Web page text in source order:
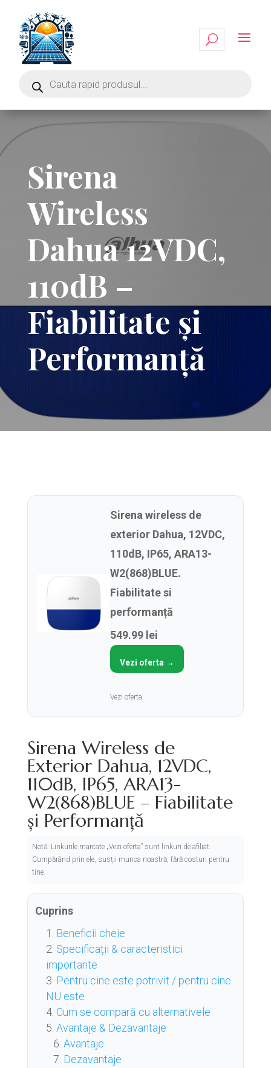
Sirena
Wireless
Dahua 12VDC,
110dB –
Fiabilitate și
Performanță
Sirena wireless de
exterior Dahua, 12VDC,
110dB, IP65, ARA13-
W2(868)BLUE.
Fiabilitate si
performanță
549.99 lei
Vezi oferta →
Vezi oferta
Sirena Wireless de
Exterior Dahua, 12VDC,
110dB, IP65, ARA13-
W2(868)BLUE – Fiabilitate
și Performanță
Notă: Linkurile marcate „Vezi oferta” sunt linkuri de afiliat.
Cumpărând prin ele, susții munca noastră, fără costuri pentru
tine.
Cuprins
Beneficii cheie
Specificații & caracteristici
importante
Pentru cine este potrivit / pentru cine
NU este
Cum se compară cu alternativele
Avantaje & Dezavantaje
Avantaje
Dezavantaje